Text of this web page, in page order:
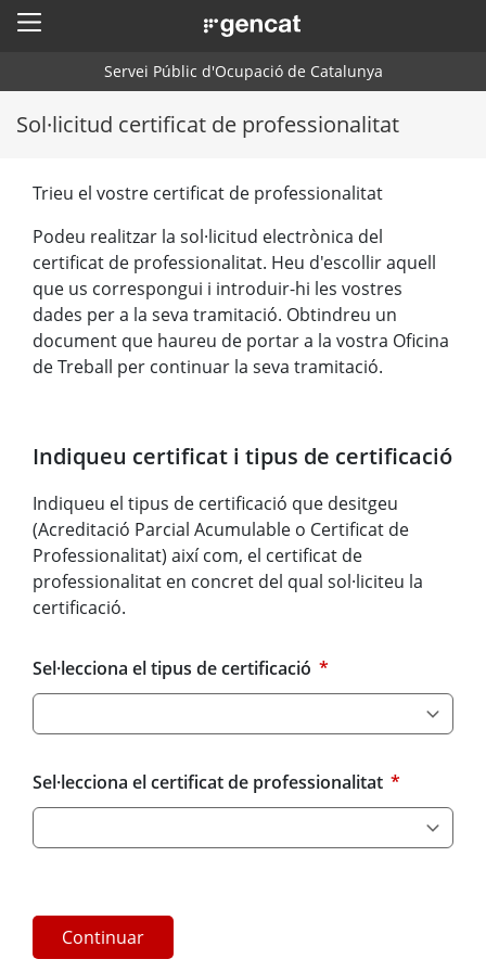
menu
Servei Públic d'Ocupació de Catalunya
Sol·licitud certificat de professionalitat
Trieu el vostre certificat de professionalitat
Podeu realitzar la sol·licitud electrònica del
certificat de professionalitat. Heu d'escollir aquell
que us correspongui i introduir-hi les vostres
dades per a la seva tramitació. Obtindreu un
document que haureu de portar a la vostra Oficina
de Treball per continuar la seva tramitació.
Indiqueu certificat i tipus de certificació
Indiqueu el tipus de certificació que desitgeu
(Acreditació Parcial Acumulable o Certificat de
Professionalitat) així com, el certificat de
professionalitat en concret del qual sol·liciteu la
certificació.
Sel·lecciona el tipus de certificació *
Sel·lecciona el certificat de professionalitat *
Continuar